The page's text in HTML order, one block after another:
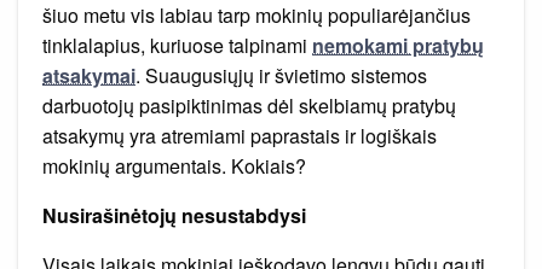
šiuo metu vis labiau tarp mokinių populiarėjančius
tinklalapius, kuriuose talpinami nemokami pratybų
atsakymai. Suaugusiųjų ir švietimo sistemos
darbuotojų pasipiktinimas dėl skelbiamų pratybų
atsakymų yra atremiami paprastais ir logiškais
mokinių argumentais. Kokiais?
Nusirašinėtojų nesustabdysi